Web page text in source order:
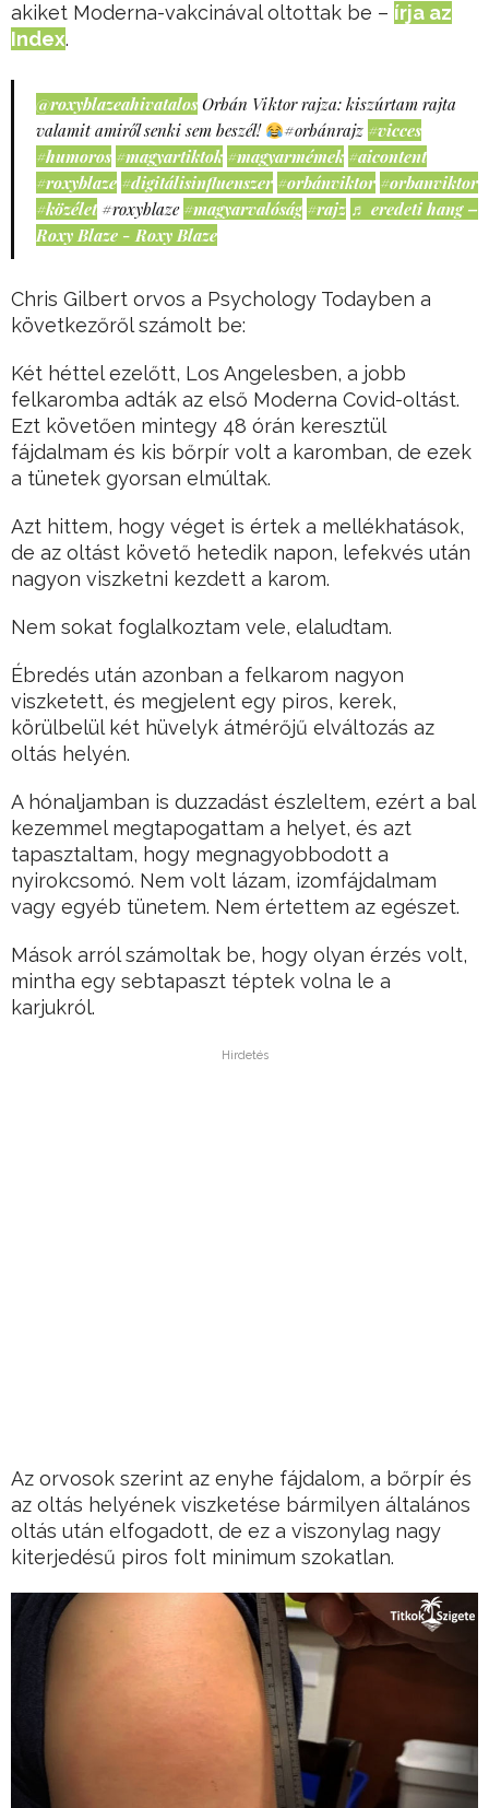
akiket Moderna-vakcinával oltottak be – írja az
Index.
@roxyblazeahivatalos Orbán Viktor rajza: kiszúrtam rajta
valamit amiről senki sem beszél!
#orbánrajz #vicces
#humoros #magyartiktok #magyarmémek #aicontent
#roxyblaze #digitálisinfluenszer #orbánviktor #orbanviktor
#közélet #roxyblaze #magyarvalóság #rajz ♬ eredeti hang –
Roxy Blaze - Roxy Blaze
Chris Gilbert orvos a Psychology Todayben a
következőről számolt be:
Két héttel ezelőtt, Los Angelesben, a jobb
felkaromba adták az első Moderna Covid-oltást.
Ezt követően mintegy 48 órán keresztül
fájdalmam és kis bőrpír volt a karomban, de ezek
a tünetek gyorsan elmúltak.
Azt hittem, hogy véget is értek a mellékhatások,
de az oltást követő hetedik napon, lefekvés után
nagyon viszketni kezdett a karom.
Nem sokat foglalkoztam vele, elaludtam.
Ébredés után azonban a felkarom nagyon
viszketett, és megjelent egy piros, kerek,
körülbelül két hüvelyk átmérőjű elváltozás az
oltás helyén.
A hónaljamban is duzzadást észleltem, ezért a bal
kezemmel megtapogattam a helyet, és azt
tapasztaltam, hogy megnagyobbodott a
nyirokcsomó. Nem volt lázam, izomfájdalmam
vagy egyéb tünetem. Nem értettem az egészet.
Mások arról számoltak be, hogy olyan érzés volt,
mintha egy sebtapaszt téptek volna le a
karjukról.
Hirdetés
Az orvosok szerint az enyhe fájdalom, a bőrpír és
az oltás helyének viszketése bármilyen általános
oltás után elfogadott, de ez a viszonylag nagy
kiterjedésű piros folt minimum szokatlan.